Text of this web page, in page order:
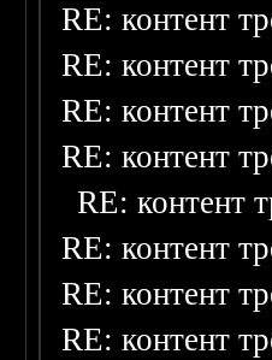
RE: контент
RE: контент
RE: контент
RE: контент
RE: контент
RE: контент
RE: контент
RE: контент